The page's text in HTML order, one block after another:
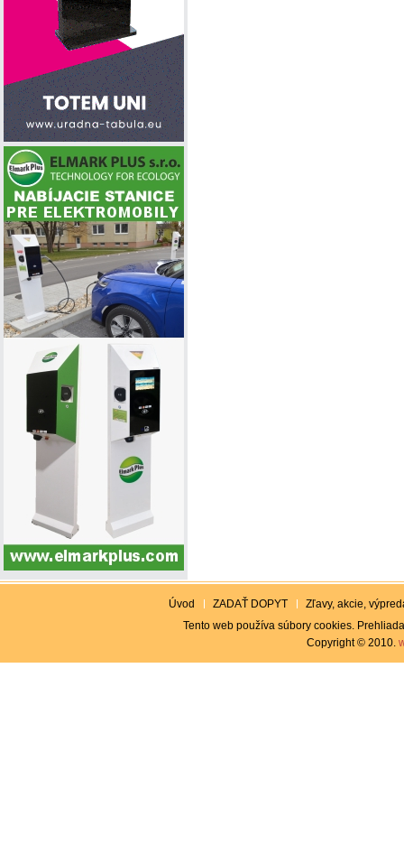
Úvod ZADAŤ DOPYT
Zľavy, akcie,
Tento web používa súbory cookies.
Copyright © 2010.